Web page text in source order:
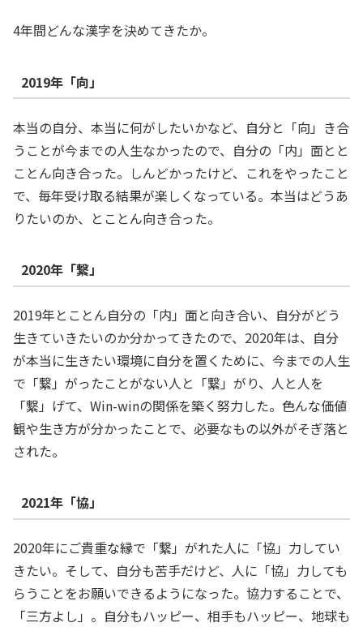
4年間どんな漢字を決めてきたか。
2019年「向」
本当の自分、本当に何がしたいかなど、自分と「向」き合
うことが今までの人生なかったので、自分の「内」面とと
ことん向き合った。しんどかったけど、これをやったこと
で、毎年受け取る結果が楽しくなっている。本当はどうあ
りたいのか、とことん向き合った。
2020年「繋」
2019年とことん自分の「内」面と向き合い、自分がどう
生きていきたいのか分かってきたので、2020年は、自分
が本当に生きたい環境に自分を置くために、今までの人生
で「繋」がったことがない人と「繋」がり、人と人を
「繋」げて、Win-winの関係を築く努力した。色んな価値
観や生き方が分かったことで、必要なもの以外がそぎ落と
された。
2021年「協」
2020年にご貴重な縁で「繋」がれた人に「協」力してい
きたい。そして、自分も苦手だけど、人に「協」力しても
らうことをお願いできるようになった。協力することで、
「三方よし」。自分もハッピー、相手もハッピー、地球も